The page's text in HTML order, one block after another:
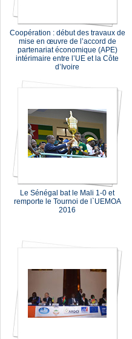
Coopération : début des travaux de
mise en œuvre de l’accord de
partenariat économique (APE)
intérimaire entre l’UE et la Côte
d’Ivoire
Le Sénégal bat le Mali 1-0 et
remporte le Tournoi de l`UEMOA
2016